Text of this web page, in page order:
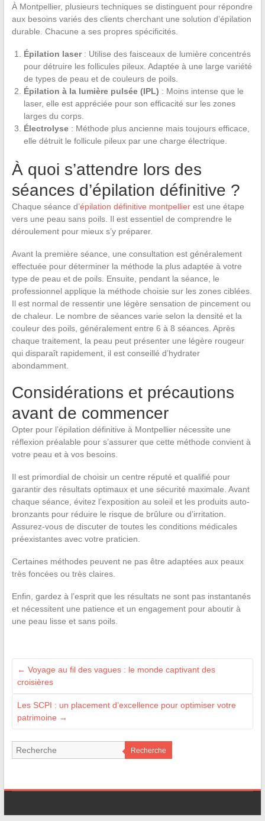
À Montpellier, plusieurs techniques se distinguent pour répondre
aux besoins variés des clients cherchant une solution d’épilation
durable. Chacune a ses propres spécificités.
Épilation laser: Utilise des faisceaux de lumière concentrés
pour détruire les follicules pileux. Adaptée à une large variété
de types de peau et de couleurs de poils.
Épilation à la lumière pulsée (IPL) : Moins intense que le
laser, elle est appréciée pour son efficacité sur les zones
larges du corps.
Électrolyse: Méthode plus ancienne mais toujours efficace,
elle détruit le follicule pileux par une charge électrique.
À quoi s’attendre lors des
séances d’épilation définitive ?
Chaque séance d’épilation définitive montpellierest une étape
vers une peau sans poils. Il est essentiel de comprendre le
déroulement pour mieux s’y préparer.
Avant la première séance, une consultation est généralement
effectuée pour déterminer la méthode la plus adaptée à votre
type de peau et de poils. Ensuite, pendant la séance, le
professionnel applique la méthode choisie sur les zones ciblées.
Il est normal de ressentir une légère sensation de pincement ou
de chaleur. Le nombre de séances varie selon la densité et la
couleur des poils, généralement entre 6 à 8 séances. Après
chaque traitement, la peau peut présenter une légère rougeur
qui disparaît rapidement, il est conseillé d’hydrater
abondamment.
Considérations et précautions
avant de commencer
Opter pour l’épilation définitive à Montpellier nécessite une
réflexion préalable pour s’assurer que cette méthode convient à
votre peau et à vos besoins.
Il est primordial de choisir un centre réputé et qualifié pour
garantir des résultats optimaux et une sécurité maximale. Avant
chaque séance, évitez l’exposition au soleil et les produits auto-
bronzants pour réduire le risque de brûlure ou d’irritation.
Assurez-vous de discuter de toutes les conditions médicales
préexistantes avec votre praticien.
Certaines méthodes peuvent ne pas être adaptées aux peaux
très foncées ou très claires.
Enfin, gardez à l’esprit que les résultats ne sont pas instantanés
et nécessitent une patience et un engagement pour aboutir à
une peau lisse et sans poils.
← Voyage au fil des vagues : le monde captivant des
croisières
Les SCPI : un placement d’excellence pour optimiser votre
patrimoine →
Recherche